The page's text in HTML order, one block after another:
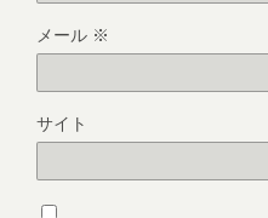
メール ※
サイト